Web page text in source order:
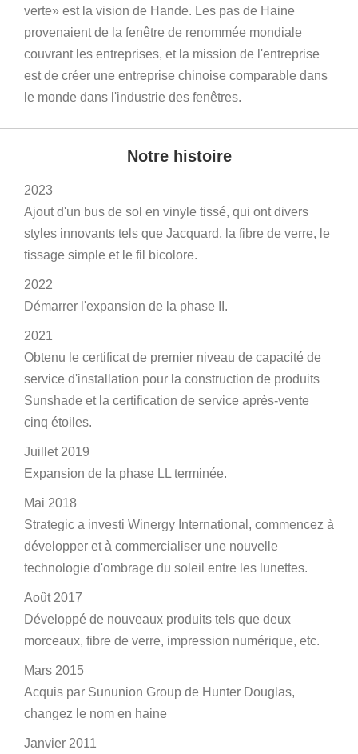
verte» est la vision de Hande. Les pas de Haine
provenaient de la fenêtre de renommée mondiale
couvrant les entreprises, et la mission de l'entreprise
est de créer une entreprise chinoise comparable dans
le monde dans l'industrie des fenêtres.
Notre histoire
2023
Ajout d'un bus de sol en vinyle tissé, qui ont divers
styles innovants tels que Jacquard, la fibre de verre, le
tissage simple et le fil bicolore.
2022
Démarrer l'expansion de la phase II.
2021
Obtenu le certificat de premier niveau de capacité de
service d'installation pour la construction de produits
Sunshade et la certification de service après-vente
cinq étoiles.
Juillet 2019
Expansion de la phase LL terminée.
Mai 2018
Strategic a investi Winergy International, commencez à
développer et à commercialiser une nouvelle
technologie d'ombrage du soleil entre les lunettes.
Août 2017
Développé de nouveaux produits tels que deux
morceaux, fibre de verre, impression numérique, etc.
Mars 2015
Acquis par Sununion Group de Hunter Douglas,
changez le nom en haine
Janvier 2011